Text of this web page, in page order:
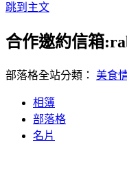
跳到主文
合作邀約信箱
部落格全站分類： 美食
相簿
部落格
名片